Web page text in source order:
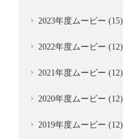
2023年度ムービー (15)
2022年度ムービー (12)
2021年度ムービー (12)
2020年度ムービー (12)
2019年度ムービー (12)